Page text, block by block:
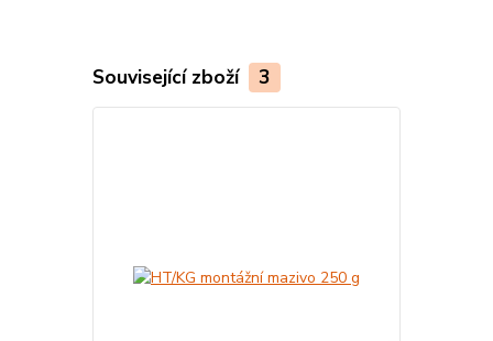
Související zboží 3